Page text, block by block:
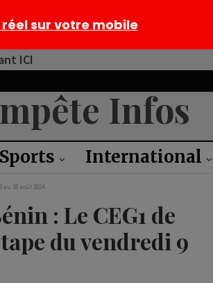
ICI
Sports International
18 août 2024
: Le CEG1 de
du vendredi 9
sur votre mobile